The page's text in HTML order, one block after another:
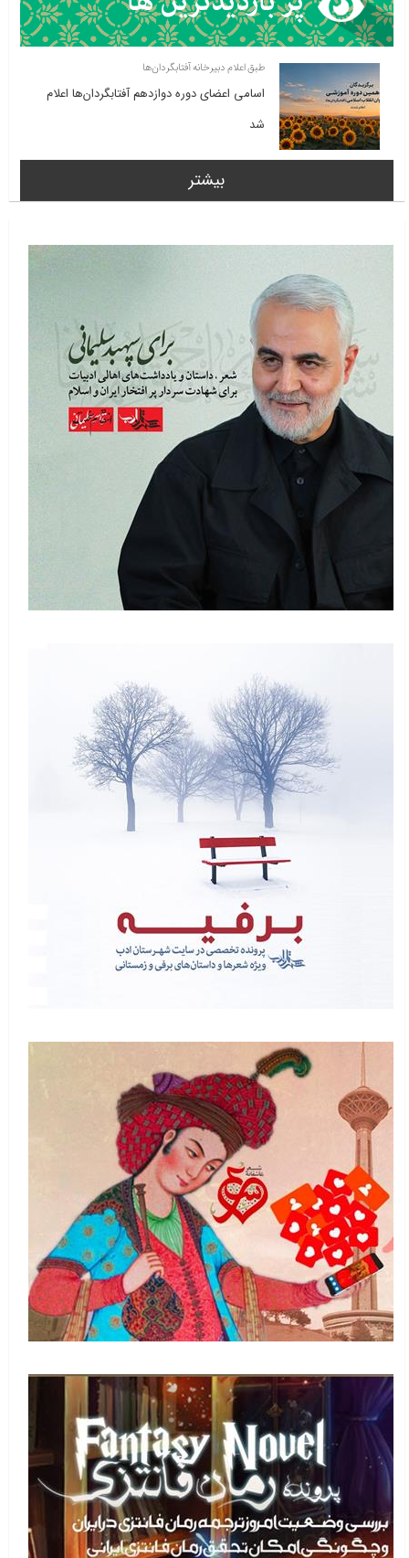
طبق اعلام دبیرخانه آفتابگردان‌ها
اسامی اعضای دوره دوازدهم آفتابگردان‌ها اعلام
شد
بیشتر